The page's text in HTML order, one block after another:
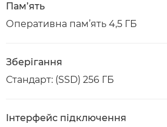
Пам’ять
Оперативна пам’ять 4,5 ГБ
Зберігання
Стандарт: (SSD) 256 ГБ
Інтерфейс підключення